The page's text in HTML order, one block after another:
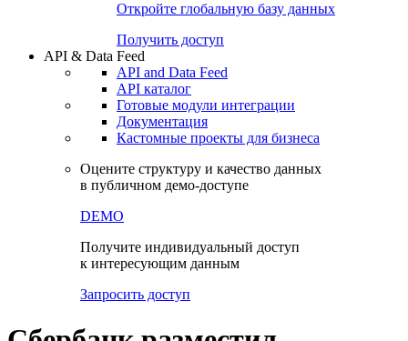
Откройте глобальную базу данных
Получить доступ
API & Data Feed
API and Data Feed
API каталог
Готовые модули интеграции
Документация
Кастомные проекты для бизнеса
Оцените структуру и качество данных
в публичном демо-доступе
DEMO
Получите индивидуальный доступ
к интересующим данным
Запросить доступ